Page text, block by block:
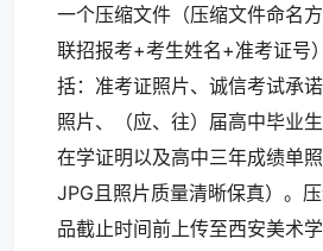
一个压缩文件（压缩文件命名
联招报考+考生姓名+准考证号
括： 准考证照片、诚信考试承
照片、（应、往）届高中毕业
在学证明以及高中三年成绩单
JPG且照片质量清晰保真）。
品截止时间前上传至西安美术